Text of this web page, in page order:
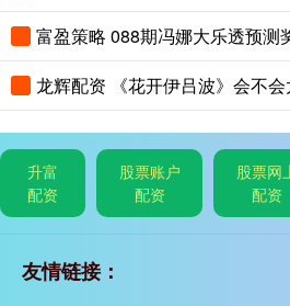
富盈策略 088期冯娜大乐透预测
龙辉配资 《花开伊吕波》会不会
升富
配资
股票账户
配资
股票网
配资
友情链接：